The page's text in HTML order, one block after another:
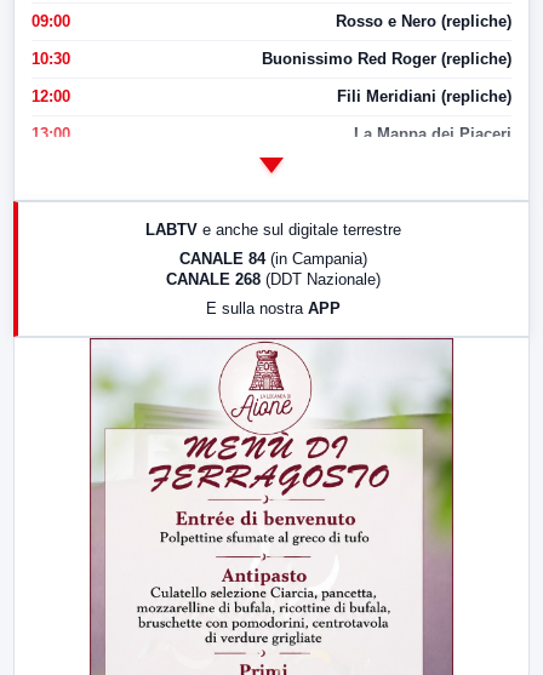
09:00 Rosso e Nero (repliche)
10:30 Buonissimo Red Roger (repliche)
12:00 Fili Meridiani (repliche)
13:00 La Mappa dei Piaceri
LABTV e anche sul digitale terrestre
CANALE 84 (in Campania)
CANALE 268 (DDT Nazionale)
E sulla nostra APP